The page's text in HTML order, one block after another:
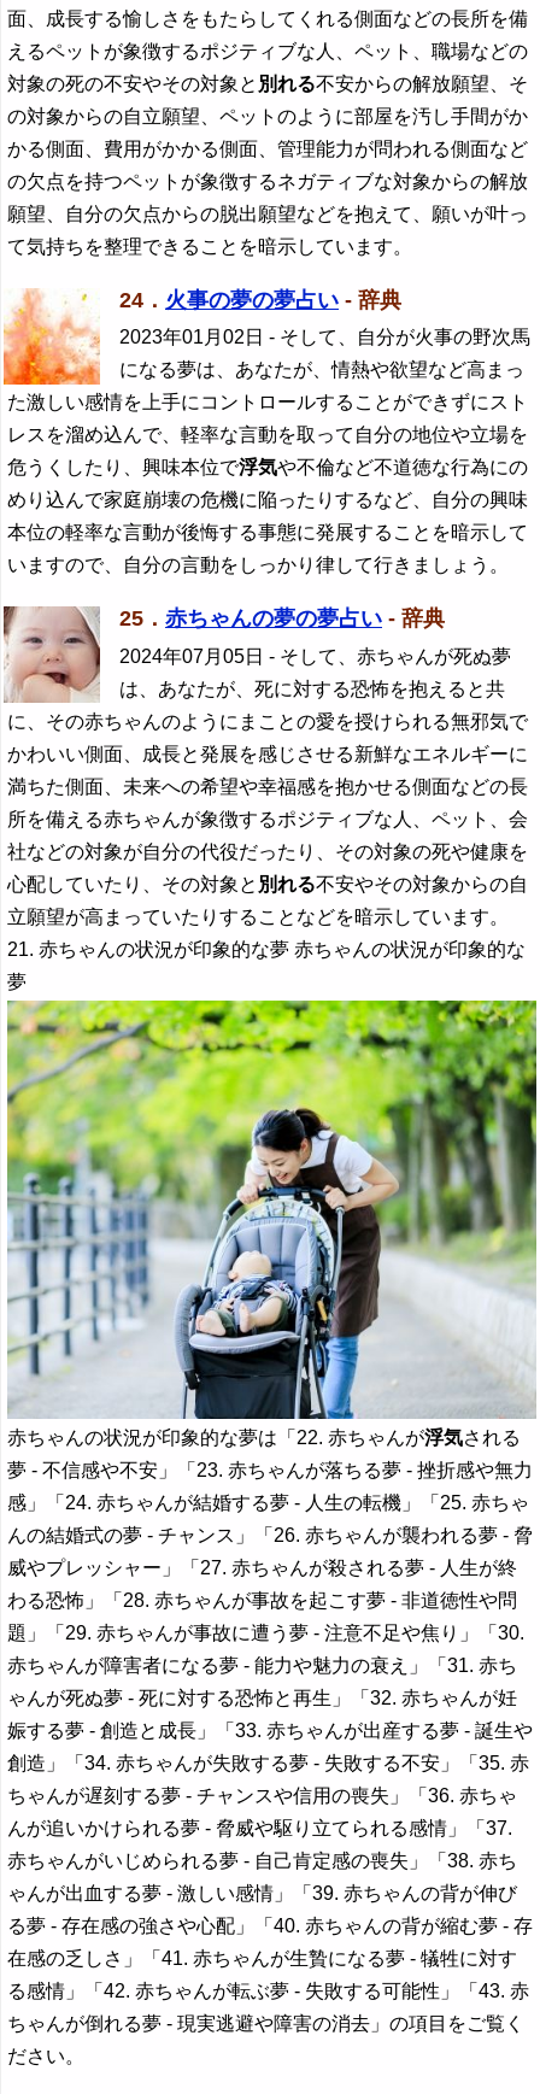
面、成長する愉しさをもたらしてくれる側面などの長所を備
えるペットが象徴するポジティブな人、ペット、職場などの
対象の死の不安やその対象と 別れる不安からの解放願望、そ
の対象からの自立願望、ペットのように部屋を汚し手間がか
かる側面、費用がかかる側面、管理能力が問われる側面など
の欠点を持つペットが象徴するネガティブな対象からの解放
願望、自分の欠点からの脱出願望などを抱えて、願いが叶っ
て気持ちを整理できることを暗示しています。
24． 火事の夢の夢占い - 辞典
2023年01月02日 - そして、自分が火事の野次馬
になる夢は、あなたが、情熱や欲望など高まっ
た激しい感情を上手にコントロールすることができずにスト
レスを溜め込んで、軽率な言動を取って自分の地位や立場を
危うくしたり、興味本位で浮気や不倫など不道徳な行為にの
めり込んで家庭崩壊の危機に陥ったりするなど、自分の興味
本位の軽率な言動が後悔する事態に発展することを暗示して
いますので、自分の言動をしっかり律して行きましょう。
25． 赤ちゃんの夢の夢占い - 辞典
2024年07月05日 - そして、赤ちゃんが死ぬ夢
は、あなたが、死に対する恐怖を抱えると共
に、その赤ちゃんのようにまことの愛を授けられる無邪気で
かわいい側面、成長と発展を感じさせる新鮮なエネルギーに
満ちた側面、未来への希望や幸福感を抱かせる側面などの長
所を備える赤ちゃんが象徴するポジティブな人、ペット、会
社などの対象が自分の代役だったり、その対象の死や健康を
心配していたり、その対象と 別れる不安やその対象からの自
立願望が高まっていたりすることなどを暗示しています。
21. 赤ちゃんの状況が印象的な夢 赤ちゃんの状況が印象的な
夢
赤ちゃんの状況が印象的な夢は「22. 赤ちゃんが浮気される
夢 - 不信感や不安」「23. 赤ちゃんが落ちる夢 - 挫折感や無力
感」「24. 赤ちゃんが結婚する夢 - 人生の転機」「25. 赤ちゃ
んの結婚式の夢 - チャンス」「26. 赤ちゃんが襲われる夢 - 脅
威やプレッシャー」「27. 赤ちゃんが殺される夢 - 人生が終
わる恐怖」「28. 赤ちゃんが事故を起こす夢 - 非道徳性や問
題」「29. 赤ちゃんが事故に遭う夢 - 注意不足や焦り」「30.
赤ちゃんが障害者になる夢 - 能力や魅力の衰え」「31. 赤ち
ゃんが死ぬ夢 - 死に対する恐怖と再生」「32. 赤ちゃんが妊
娠する夢 - 創造と成長」「33. 赤ちゃんが出産する夢 - 誕生や
創造」「34. 赤ちゃんが失敗する夢 - 失敗する不安」「35. 赤
ちゃんが遅刻する夢 - チャンスや信用の喪失」「36. 赤ちゃ
んが追いかけられる夢 - 脅威や駆り立てられる感情」「37.
赤ちゃんがいじめられる夢 - 自己肯定感の喪失」「38. 赤ち
ゃんが出血する夢 - 激しい感情」「39. 赤ちゃんの背が伸び
る夢 - 存在感の強さや心配」「40. 赤ちゃんの背が縮む夢 - 存
在感の乏しさ」「41. 赤ちゃんが生贄になる夢 - 犠牲に対す
る感情」「42. 赤ちゃんが転ぶ夢 - 失敗する可能性」「43. 赤
ちゃんが倒れる夢 - 現実逃避や障害の消去」の項目をご覧く
ださい。